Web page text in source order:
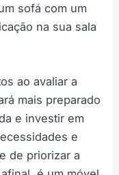
sofá com um
na sua sala
ao avaliar a
mais preparado
e investir em
e
de priorizar a